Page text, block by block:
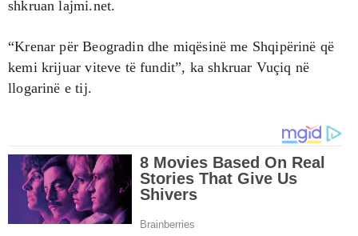
shkruan lajmi.net.
“Krenar për Beogradin dhe miqësinë me Shqipërinë që
kemi krijuar viteve të fundit”, ka shkruar Vuçiq në
llogarinë e tij.